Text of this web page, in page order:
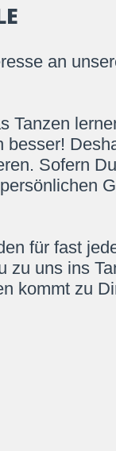
an
Tanzen
besser!
Sofern
für fast
zu uns ins
kommt zu